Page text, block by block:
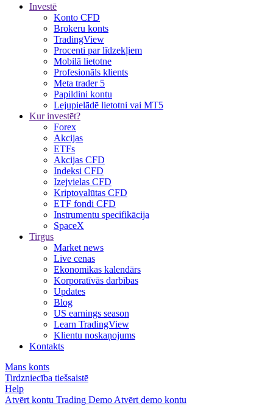
Investē
Konto CFD
Brokeru konts
TradingView
Procenti par līdzekļiem
Mobilā lietotne
Profesionāls klients
Meta trader 5
Papildini kontu
Lejupielādē lietotni vai MT5
Kur investēt?
Forex
Akcijas
ETFs
Akcijas CFD
Indeksi CFD
Izejvielas CFD
Kriptovalūtas CFD
ETF fondi CFD
Instrumentu specifikācija
SpaceX
Tirgus
Market news
Live cenas
Ekonomikas kalendārs
Korporatīvās darbības
Updates
Blog
US earnings season
Learn TradingView
Klientu noskaņojums
Kontakts
Mans konts
Tirdzniecība tiešsaistē
Help
Atvērt kontu Trading Demo Atvērt demo kontu